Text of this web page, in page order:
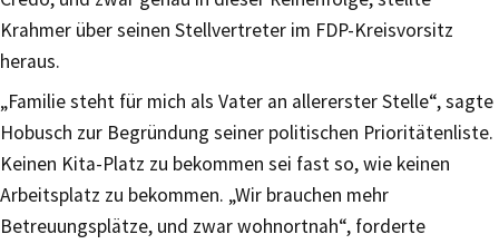
Krahmer über seinen Stellvertreter im FDP-Kreisvorsitz
heraus.
„Familie steht für mich als Vater an allererster Stelle“, sagte
Hobusch zur Begründung seiner politischen Prioritätenliste.
Keinen Kita-Platz zu bekommen sei fast so, wie keinen
Arbeitsplatz zu bekommen. „Wir brauchen mehr
Betreuungsplätze, und zwar wohnortnah“, forderte